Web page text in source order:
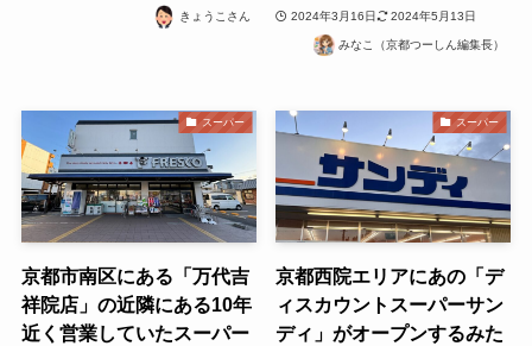
きょうこさん 2024年3月16日 2024年5月13日
みなこ（京都つーしん編集長）
スーパー
京都市南区にある「万代吉
祥院店」の近隣にある10年
近く営業していたスーパー
スーパー
京都西院エリアにあの「デ
ィスカウントスーパーサン
ディ」がオープンするみた